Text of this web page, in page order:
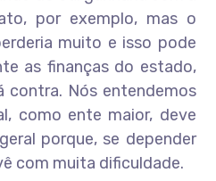
por exemplo, mas o
muito e isso pode
as finanças do estado,
contra. Nós entendemos
como ente maior, deve
porque, se depender
com muita dificuldade.